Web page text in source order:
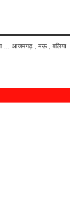
... आजमगढ़ , मऊ , बलिया